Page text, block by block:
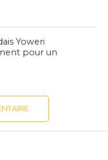
Yoweri
pour un